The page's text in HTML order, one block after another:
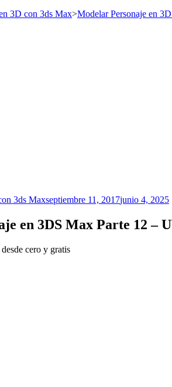
3D con 3ds Max>Modelar Personaje en
3ds Maxseptiembre 11, 2017junio 4, 2025
en 3DS Max Parte 12 –